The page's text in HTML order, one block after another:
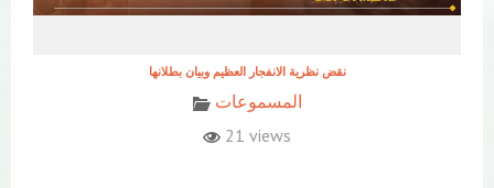
نقض نظرية الانفجار العظيم وبيان بطلانها
المسموعات
21 views